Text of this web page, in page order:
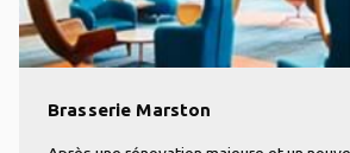
Brasserie Marston